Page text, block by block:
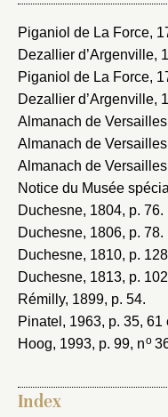
Piganiol de La Force,
Dezallier d’Argenville,
Piganiol de La Force,
Dezallier d’Argenville,
Almanach de
Almanach de
Almanach de
Notice du Musée
Duchesne, 1804, p. 76.
Duchesne, 1806, p. 78.
Duchesne, 1810, p.
Duchesne, 1813, p.
Rémilly, 1899, p. 54.
Pinatel, 1963, p. 35, 61
Hoog, 1993, p. 99, no
Index